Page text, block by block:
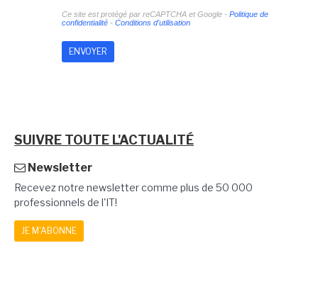
Ce site est protégé par reCAPTCHA et Google - Politique de
confidentialité- Conditions d'utilisation
SUIVRE TOUTE L'ACTUALITÉ
Newsletter
Recevez notre newsletter comme plus de 50 000
professionnels de l'IT!
JE M'ABONNE